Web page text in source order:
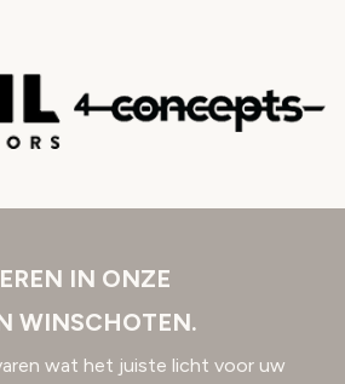
IN ONZE
WINSCHOTEN.
wat het juiste licht voor uw